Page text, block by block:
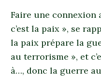
Faire une connexion
c’est la paix », se
la paix prépare la
au terrorisme », et
à…, donc la guerre